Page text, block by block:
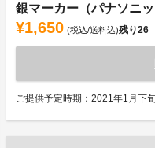
銀マーカー（パナソニ
¥1,650 (税込/送料込)残り26
ご提供予定時期：2021年1月下